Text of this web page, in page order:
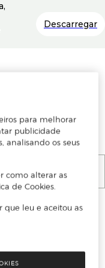
registar ou
Descarregar
para melhorar
publicidade
analisando os seus
como alterar as
de Cookies.
que leu e aceitou as